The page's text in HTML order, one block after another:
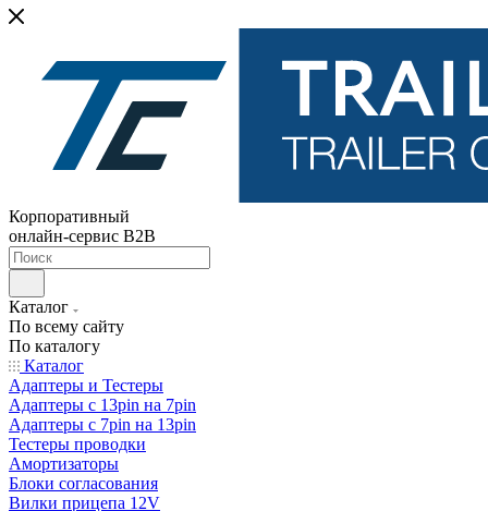
Корпоративный
онлайн-сервис B2B
Каталог
По всему сайту
По каталогу
Каталог
Адаптеры и Тестеры
Адаптеры с 13pin на 7pin
Адаптеры с 7pin на 13pin
Тестеры проводки
Амортизаторы
Блоки согласования
Вилки прицепа 12V